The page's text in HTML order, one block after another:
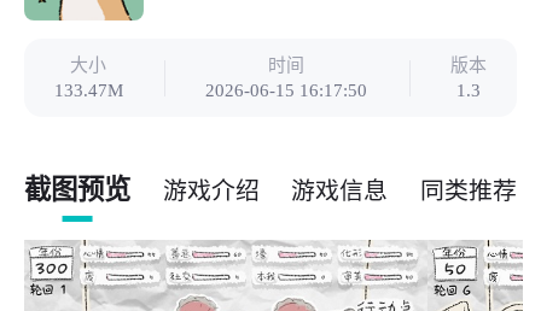
大小
133.47M
时间
2026-06-15 16:17:50
版本
1.3
截图预览 游戏介绍 游戏信息 同类推荐